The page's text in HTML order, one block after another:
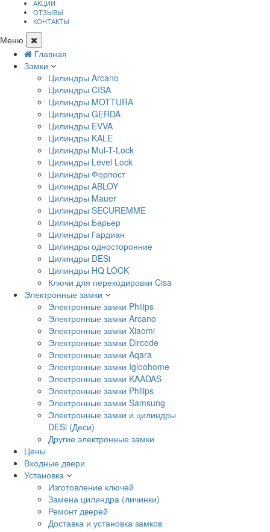
АКЦИИ
ОТЗЫВЫ
КОНТАКТЫ
Меню
Главная
Замки
Цилиндры Arcano
Цилиндры CISA
Цилиндры MOTTURA
Цилиндры GERDA
Цилиндры EVVA
Цилиндры KALE
Цилиндры Mul-T-Lock
Цилиндры Level Lock
Цилиндры Форпост
Цилиндры ABLOY
Цилиндры Mauer
Цилиндры SECUREMME
Цилиндры Барьер
Цилиндры Гардиан
Цилиндры односторонние
Цилиндры DESi
Цилиндры HQ LOCK
Ключи для перекодировки Cisa
Электронные замки
Электронные замки Philips
Электронные замки Arcano
Электронные замки Xiaomi
Электронные замки Dircode
Электронные замки Aqara
Электронные замки Igloohome
Электронные замки KAADAS
Электронные замки Philips
Электронные замки Samsung
Электронные замки и цилиндры
DESi (Деси)
Другие электронные замки
Цены
Входные двери
Установка
Изготовление ключей
Замена цилиндра (личинки)
Ремонт дверей
Доставка и установка замков